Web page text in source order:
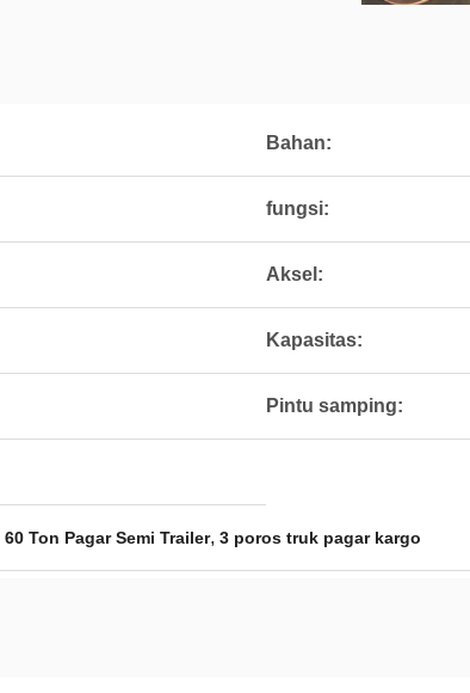
Bahan:
fungsi:
Aksel:
Kapasitas:
Pintu samping:
60 Ton Pagar Semi Trailer, 3 poros truk pagar kargo